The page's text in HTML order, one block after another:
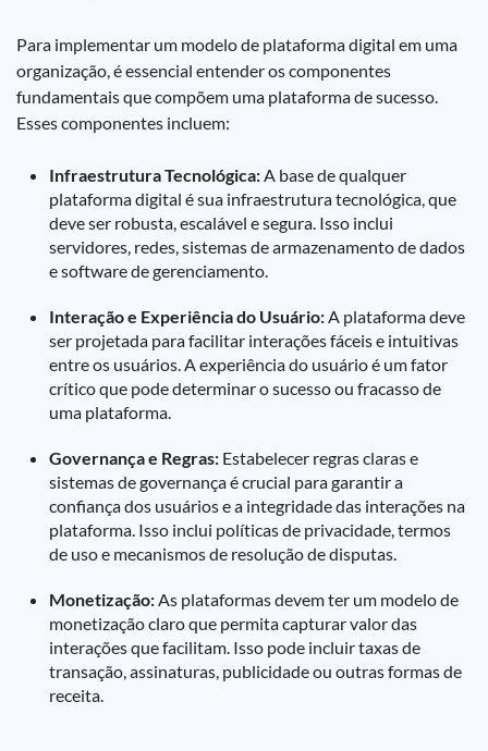
Para implementar um modelo de plataforma digital em uma
organização, é essencial entender os componentes
fundamentais que compõem uma plataforma de sucesso.
Esses componentes incluem:
Infraestrutura Tecnológica:A base de qualquer
plataforma digital é sua infraestrutura tecnológica, que
deve ser robusta, escalável e segura. Isso inclui
servidores, redes, sistemas de armazenamento de dados
e software de gerenciamento.
Interação e Experiência do Usuário:A plataforma deve
ser projetada para facilitar interações fáceis e intuitivas
entre os usuários. A experiência do usuário é um fator
crítico que pode determinar o sucesso ou fracasso de
uma plataforma.
Governança e Regras: Estabelecer regras claras e
sistemas de governança é crucial para garantir a
confiança dos usuários e a integridade das interações na
plataforma. Isso inclui políticas de privacidade, termos
de uso e mecanismos de resolução de disputas.
Monetização:As plataformas devem ter um modelo de
monetização claro que permita capturar valor das
interações que facilitam. Isso pode incluir taxas de
transação, assinaturas, publicidade ou outras formas de
receita.